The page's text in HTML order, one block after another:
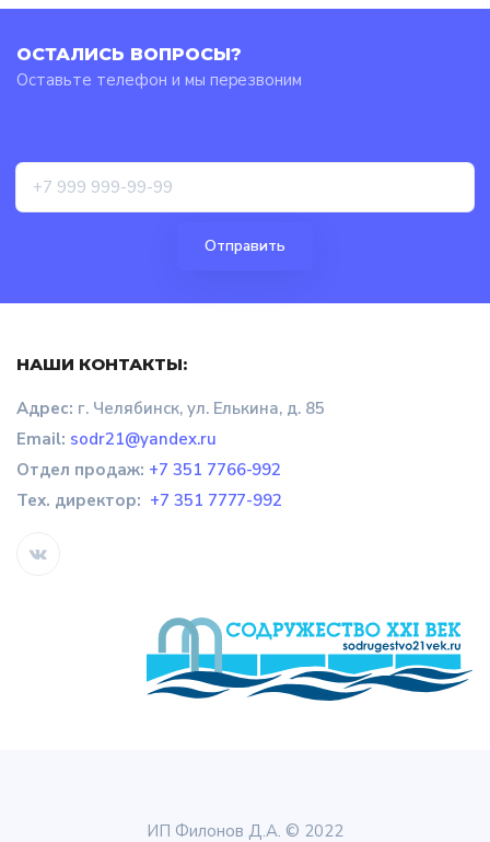
ОСТАЛИСЬ ВОПРОСЫ?
Оставьте телефон и мы перезвоним
НАШИ КОНТАКТЫ:
Адрес: г. Челябинск, ул. Елькина, д. 85
Email: sodr21@yandex.ru
Отдел продаж: +7 351 7766-992
Тех. директор: +7 351 7777-992
ИП Филонов Д.А. © 2022